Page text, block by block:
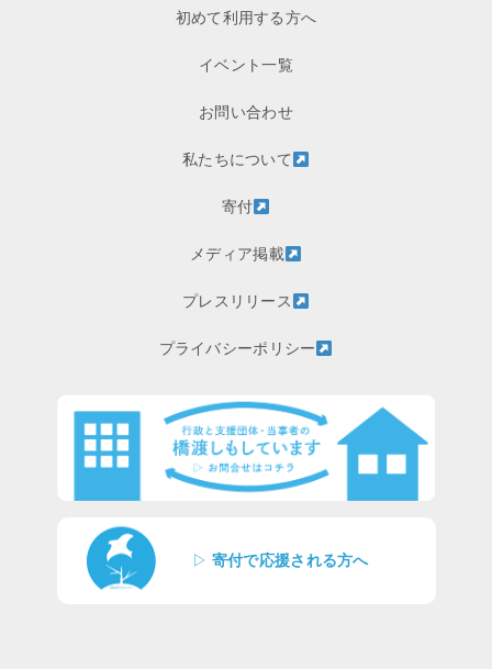
初めて利用する方へ
イベント一覧
お問い合わせ
私たちについて
寄付
メディア掲載
プレスリリース
プライバシーポリシー
▷ 寄付で応援される方へ